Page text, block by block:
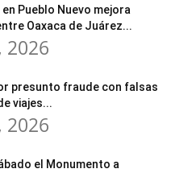
en Pueblo Nuevo mejora
Oaxaca de Juárez...
2026
presunto fraude con falsas
viajes...
2026
el Monumento a